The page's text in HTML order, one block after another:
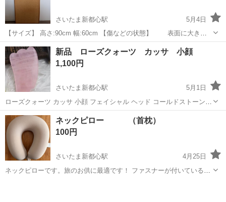
さいたま新都心駅
5月4日
【サイズ】 高さ:90cm 幅:60cm 【傷などの状態】 表面に大きな
汚れはないです。 裏面に汚れありますが裏面なので基本的に見え
ません 問題なく使えます！ ・壁掛けできる紐付きです。 ドタ
キャン...
埼玉 さいたま市 さいたま新都心駅 その他
コルクボード
新品 ローズクォーツ カッサ 小顔
1,100円
さいたま新都心駅
5月1日
ローズクォーツ カッサ 小顔 フェイシャル ヘッド コールドストーン
ホットストーン 一枚の価格 残3
埼玉 さいたま市 さいたま新都心駅 家具
ネックピロー （首枕）
100円
さいたま新都心駅
4月25日
ネックピローです。旅のお供に最適です！ ファスナーが付いているの